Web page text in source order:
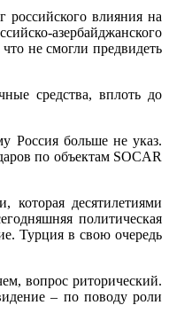
влияния на
азербайджанского
не смогли предвидеть
средства, вплоть до
Россия больше не указ.
по объектам SOCAR
десятилетиями
политическая
Турция в свою очередь
вопрос риторический.
– по поводу роли